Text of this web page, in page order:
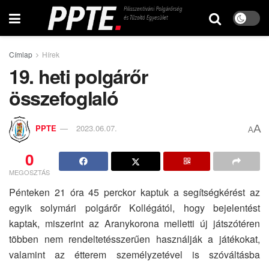
Címlap Hírek
19. heti polgárőr
összefoglaló
PPTE 2023.06.07. AA
0
MEGOSZTÁS
Pénteken 21 óra 45 perckor kaptuk a segítségkérést az
egyik solymári polgárőr Kollégától, hogy bejelentést
kaptak, miszerint az Aranykorona melletti új játszótéren
többen nem rendeltetésszerűen használják a játékokat,
valamint az étterem személyzetével is szóváltásba